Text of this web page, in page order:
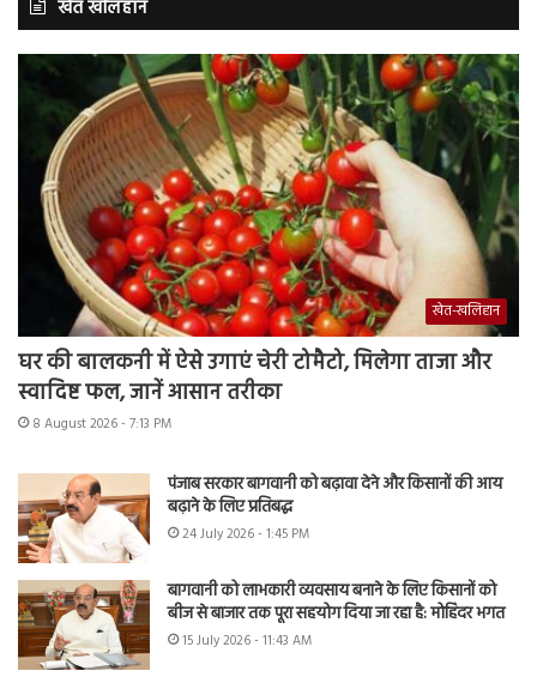
खेत खलिहान
खेत-खलिहान
घर की बालकनी में ऐसे उगाएं चेरी टोमैटो, मिलेगा ताजा और
स्वादिष्ट फल, जानें आसान तरीका
8 August 2026 - 7:13 PM
पंजाब सरकार बागवानी को बढ़ावा देने और किसानों की आय
बढ़ाने के लिए प्रतिबद्ध
24 July 2026 - 1:45 PM
बागवानी को लाभकारी व्यवसाय बनाने के लिए किसानों को
बीज से बाजार तक पूरा सहयोग दिया जा रहा है: मोहिंदर भगत
15 July 2026 - 11:43 AM